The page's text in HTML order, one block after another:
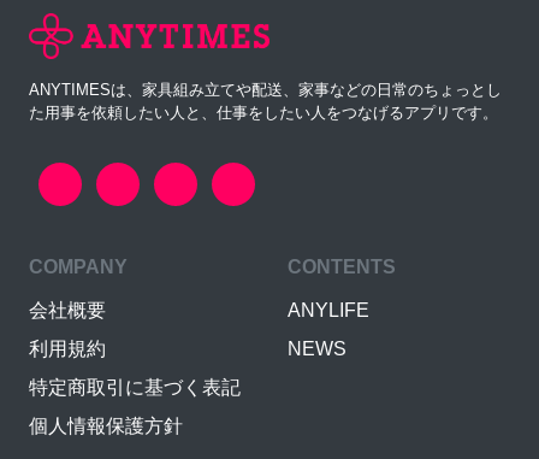
ANYTIMESは、家具組み立てや配送、家事などの日常のちょっとし
た用事を依頼したい人と、仕事をしたい人をつなげるアプリです。
COMPANY
会社概要
利用規約
特定商取引に基づく表記
個人情報保護方針
CONTENTS
ANYLIFE
NEWS